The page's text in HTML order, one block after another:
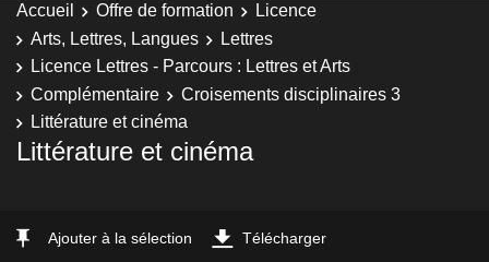
Accueil Offre de formation
Licence
Arts, Lettres, Langues
Lettres
Licence Lettres - Parcours : Lettres et Arts
Complémentaire
Croisements disciplinaires 3
Littérature et cinéma
Littérature et cinéma
Ajouter à la sélection Télécharger